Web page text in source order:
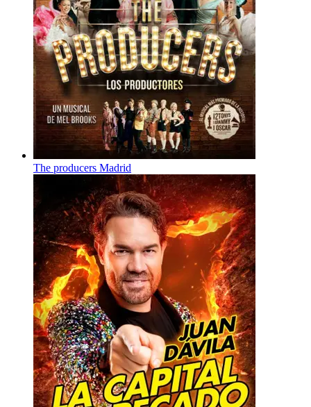
The producers Madrid